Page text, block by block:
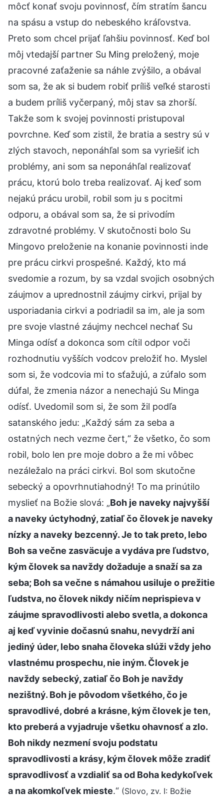
môcť konať svoju povinnosť, čím stratím šancu
na spásu a vstup do nebeského kráľovstva.
Preto som chcel prijať ľahšiu povinnosť. Keď bol
môj vtedajší partner Su Ming preložený, moje
pracovné zaťaženie sa náhle zvýšilo, a obával
som sa, že ak si budem robiť príliš veľké starosti
a budem príliš vyčerpaný, môj stav sa zhorší.
Takže som k svojej povinnosti pristupoval
povrchne. Keď som zistil, že bratia a sestry sú v
zlých stavoch, neponáhľal som sa vyriešiť ich
problémy, ani som sa neponáhľal realizovať
prácu, ktorú bolo treba realizovať. Aj keď som
nejakú prácu urobil, robil som ju s pocitmi
odporu, a obával som sa, že si privodím
zdravotné problémy. V skutočnosti bolo Su
Mingovo preloženie na konanie povinnosti inde
pre prácu cirkvi prospešné. Každý, kto má
svedomie a rozum, by sa vzdal svojich osobných
záujmov a uprednostnil záujmy cirkvi, prijal by
usporiadania cirkvi a podriadil sa im, ale ja som
pre svoje vlastné záujmy nechcel nechať Su
Minga odísť a dokonca som cítil odpor voči
rozhodnutiu vyšších vodcov preložiť ho. Myslel
som si, že vodcovia mi to sťažujú, a zúfalo som
dúfal, že zmenia názor a nenechajú Su Minga
odísť. Uvedomil som si, že som žil podľa
satanského jedu: „Každý sám za seba a
ostatných nech vezme čert,“ že všetko, čo som
robil, bolo len pre moje dobro a že mi vôbec
nezáležalo na práci cirkvi. Bol som skutočne
sebecký a opovrhnutiahodný! To ma prinútilo
myslieť na Božie slová: „Boh je naveky najvyšší
a naveky úctyhodný, zatiaľ čo človek je naveky
nízky a naveky bezcenný. Je to tak preto, lebo
Boh sa večne zasväcuje a vydáva pre ľudstvo,
kým človek sa navždy dožaduje a snaží sa za
seba; Boh sa večne s námahou usiluje o prežitie
ľudstva, no človek nikdy ničím neprispieva v
záujme spravodlivosti alebo svetla, a dokonca
aj keď vyvinie dočasnú snahu, nevydrží ani
jediný úder, lebo snaha človeka slúži vždy jeho
vlastnému prospechu, nie iným. Človek je
navždy sebecký, zatiaľ čo Boh je navždy
nezištný. Boh je pôvodom všetkého, čo je
spravodlivé, dobré a krásne, kým človek je ten,
kto preberá a vyjadruje všetku ohavnosť a zlo.
Boh nikdy nezmení svoju podstatu
spravodlivosti a krásy, kým človek môže zradiť
spravodlivosť a vzdialiť sa od Boha kedykoľvek
a na akomkoľvek mieste.“ (Slovo, zv. I: Božie